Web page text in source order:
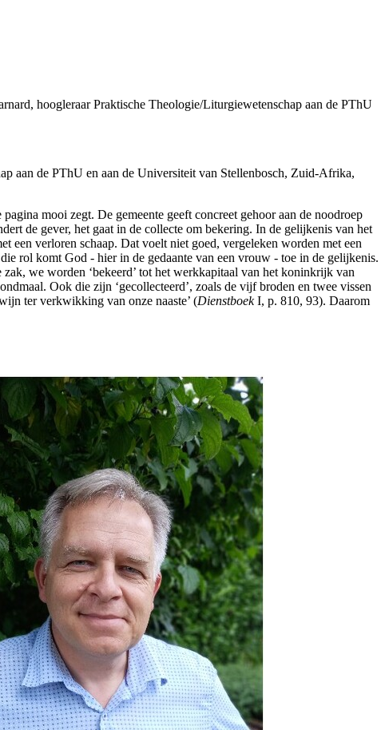
hoogleraar Praktische Theologie/Liturgiewetenschap aan de PThU
aan de PThU en aan de Universiteit van Stellenbosch, Zuid-Afrika,
mooi zegt. De gemeente geeft concreet gehoor aan de noodroep
de gever, het gaat in de collecte om bekering. In de gelijkenis van het
een verloren schaap. Dat voelt niet goed, vergeleken worden met een
rol komt God - hier in de gedaante van een vrouw - toe in de gelijkenis.
we worden ‘bekeerd’ tot het werkkapitaal van het koninkrijk van
Ook die zijn ‘gecollecteerd’, zoals de vijf broden en twee vissen
ter verkwikking van onze naaste’ (DienstboekI, p. 810, 93). Daarom